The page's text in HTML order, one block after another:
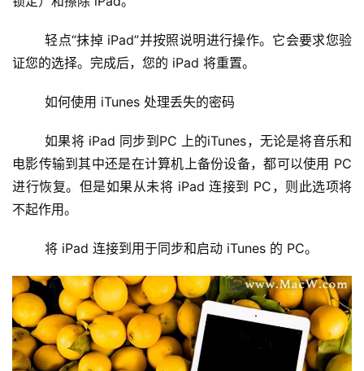
投
稿
每
日
	轻点“抹掉 iPad”并按照说明进行操作。它会要求您验
证您的选择。完成后，您的 iPad 将重置。
	如何使用 iTunes 处理丢失的密码
	如果将 iPad 同步到PC 上的iTunes，无论是将音乐和
电影传输到其中还是在计算机上备份设备，都可以使用 PC
进行恢复。但是如果从未将 iPad 连接到 PC，则此选项将
不起作用。
	将 iPad 连接到用于同步和启动 iTunes 的 PC。